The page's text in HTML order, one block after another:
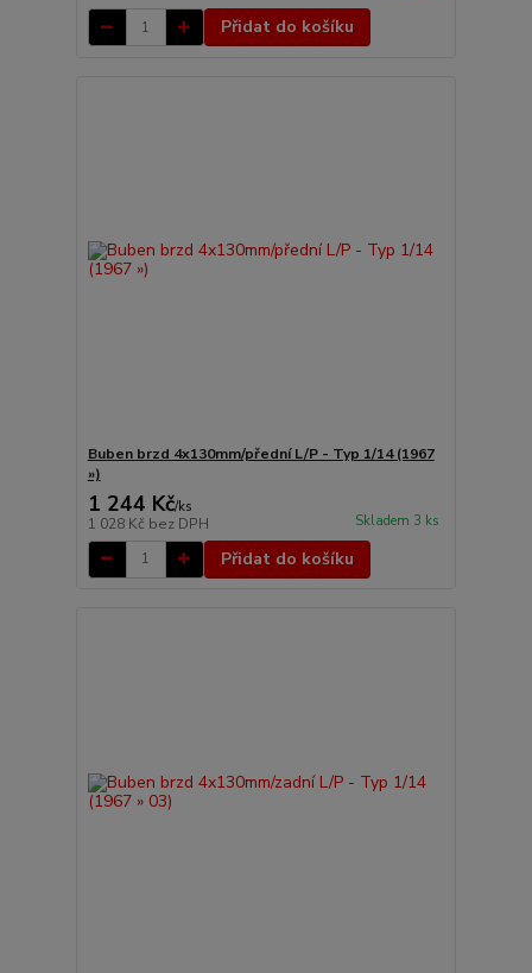
Přidat do košíku
Buben brzd 4x130mm/přední L/P - Typ 1/14 (1967
»)
1 244 Kč/ks
1 028 Kč bez DPH Skladem 3 ks
Přidat do košíku